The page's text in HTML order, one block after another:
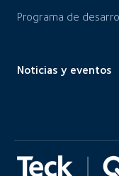
Programa de
Noticias y eventos